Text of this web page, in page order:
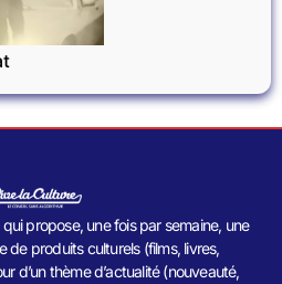
propose, une fois par semaine, une
de produits culturels (films, livres,
d’un thème d’actualité (nouveauté,